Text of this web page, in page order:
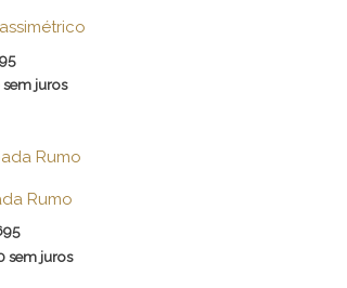
sem juros
Rumo
sem juros